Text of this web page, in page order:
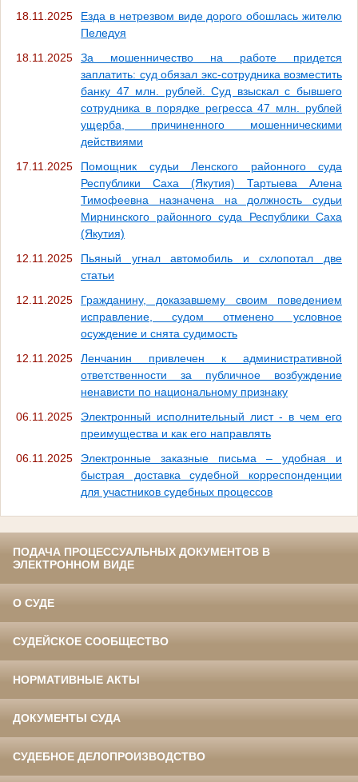
18.11.2025
Езда в нетрезвом виде дорого обошлась жителю
Пеледуя
18.11.2025
За мошенничество на работе придется
заплатить: суд обязал экс-сотрудника возместить
банку 47 млн. рублей. Суд взыскал с бывшего
сотрудника в порядке регресса 47 млн. рублей
ущерба, причиненного мошенническими
действиями
17.11.2025
Помощник судьи Ленского районного суда
Республики Саха (Якутия) Тартыева Алена
Тимофеевна назначена на должность судьи
Мирнинского районного суда Республики Саха
(Якутия)
12.11.2025
Пьяный угнал автомобиль и схлопотал две
статьи
12.11.2025
Гражданину, доказавшему своим поведением
исправление, судом отменено условное
осуждение и снята судимость
12.11.2025
Ленчанин привлечен к административной
ответственности за публичное возбуждение
ненависти по национальному признаку
06.11.2025
Электронный исполнительный лист - в чем его
преимущества и как его направлять
06.11.2025
Электронные заказные письма – удобная и
быстрая доставка судебной корреспонденции
для участников судебных процессов
ПОДАЧА ПРОЦЕССУАЛЬНЫХ ДОКУМЕНТОВ В
ЭЛЕКТРОННОМ ВИДЕ
О СУДЕ
СУДЕЙСКОЕ СООБЩЕСТВО
НОРМАТИВНЫЕ АКТЫ
ДОКУМЕНТЫ СУДА
СУДЕБНОЕ ДЕЛОПРОИЗВОДСТВО